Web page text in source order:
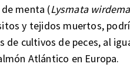
menta (Lysmata
y tejidos muertos,
de cultivos de peces, al
Atlántico en Europa.